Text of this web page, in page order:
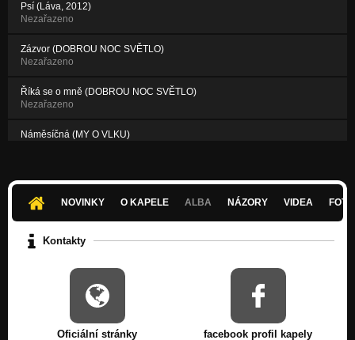
Psí (Láva, 2012)
Nezařazeno
Zázvor (DOBROU NOC SVĚTLO)
Nezařazeno
Říká se o mně (DOBROU NOC SVĚTLO)
Nezařazeno
Náměsíčná (MY O VLKU)
NOVINKY
O KAPELE ALBA NÁZORY VIDEA
Kontakty
Oficiální stránky facebook profil kapely